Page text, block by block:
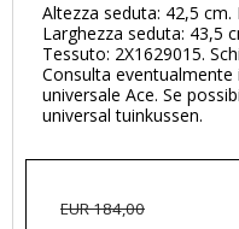
Altezza seduta: 42,5
Larghezza seduta: 43,5
Tessuto: 2X1629015.
Consulta
universale Ace. Se
universal tuinkussen.
EUR 184,00